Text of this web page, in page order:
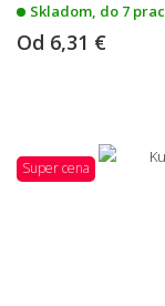
Skladom, do 7
Od 6,31 €
Super cena